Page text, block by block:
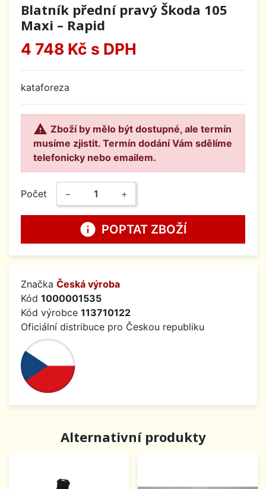
Blatník přední pravý Škoda 105
Maxi – Rapid
4 748 Kč s DPH
kataforeza
 Zboží by mělo být dostupné, ale termín
musíme zjistit. Termín dodání Vám sdělíme
telefonicky nebo emailem.
Počet − +
info POPTAT ZBOŽÍ
Značka Česká výroba
Kód 1000001535
Kód výrobce 113710122
Oficiální distribuce pro Českou republiku
Alternativní produkty